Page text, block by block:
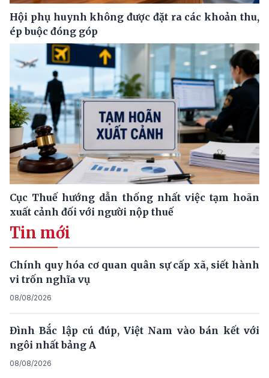
Hội phụ huynh không được đặt ra các khoản thu,
ép buộc đóng góp
Cục Thuế hướng dẫn thống nhất việc tạm hoãn
xuất cảnh đối với người nộp thuế
Tin mới
Chính quy hóa cơ quan quân sự cấp xã, siết hành
vi trốn nghĩa vụ
08/08/2026
Đình Bắc lập cú đúp, Việt Nam vào bán kết với
ngôi nhất bảng A
08/08/2026